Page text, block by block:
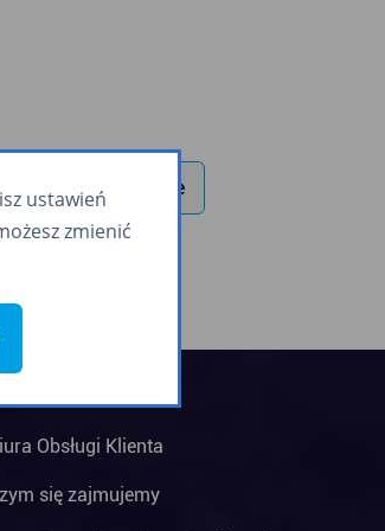
zapowiadanie głosowe
Obsługi Klienta
się zajmujemy
ustawień
zmienić